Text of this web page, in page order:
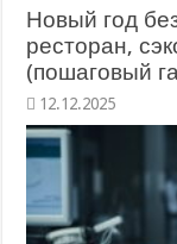
Новый год
ресторан,
(пошаговый
12.12.2025